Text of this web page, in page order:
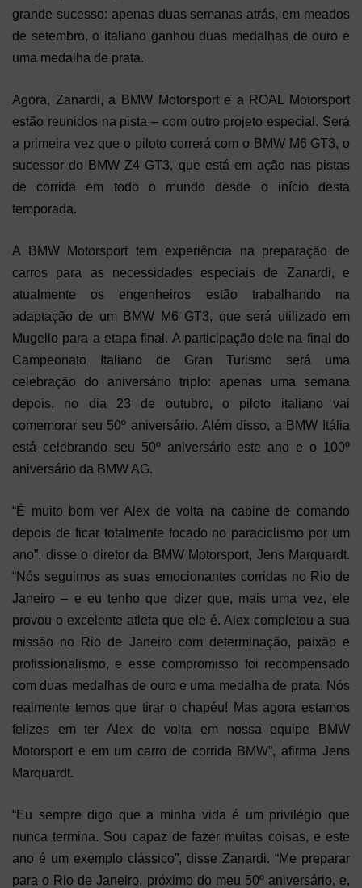
grande sucesso: apenas duas semanas atrás, em meados
de setembro, o italiano ganhou duas medalhas de ouro e
uma medalha de prata.
Agora, Zanardi, a BMW Motorsport e a ROAL Motorsport
estão reunidos na pista – com outro projeto especial. Será
a primeira vez que o piloto correrá com o BMW M6 GT3, o
sucessor do BMW Z4 GT3, que está em ação nas pistas
de corrida em todo o mundo desde o início desta
temporada.
A BMW Motorsport tem experiência na preparação de
carros para as necessidades especiais de Zanardi, e
atualmente os engenheiros estão trabalhando na
adaptação de um BMW M6 GT3, que será utilizado em
Mugello para a etapa final. A participação dele na final do
Campeonato Italiano de Gran Turismo será uma
celebração do aniversário triplo: apenas uma semana
depois, no dia 23 de outubro, o piloto italiano vai
comemorar seu 50º aniversário. Além disso, a BMW Itália
está celebrando seu 50º aniversário este ano e o 100º
aniversário da BMW AG.
“É muito bom ver Alex de volta na cabine de comando
depois de ficar totalmente focado no paraciclismo por um
ano”, disse o diretor da BMW Motorsport, Jens Marquardt.
“Nós seguimos as suas emocionantes corridas no Rio de
Janeiro – e eu tenho que dizer que, mais uma vez, ele
provou o excelente atleta que ele é. Alex completou a sua
missão no Rio de Janeiro com determinação, paixão e
profissionalismo, e esse compromisso foi recompensado
com duas medalhas de ouro e uma medalha de prata. Nós
realmente temos que tirar o chapéu! Mas agora estamos
felizes em ter Alex de volta em nossa equipe BMW
Motorsport e em um carro de corrida BMW”, afirma Jens
Marquardt.
“Eu sempre digo que a minha vida é um privilégio que
nunca termina. Sou capaz de fazer muitas coisas, e este
ano é um exemplo clássico”, disse Zanardi. “Me preparar
para o Rio de Janeiro, próximo do meu 50º aniversário, e,